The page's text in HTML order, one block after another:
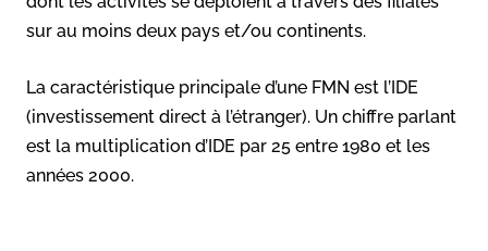
sur au moins deux pays et/ou continents.
La caractéristique principale d’une FMN est l’IDE
(investissement direct à l’étranger). Un chiffre parlant
est la multiplication d’IDE par 25 entre 1980 et les
années 2000.